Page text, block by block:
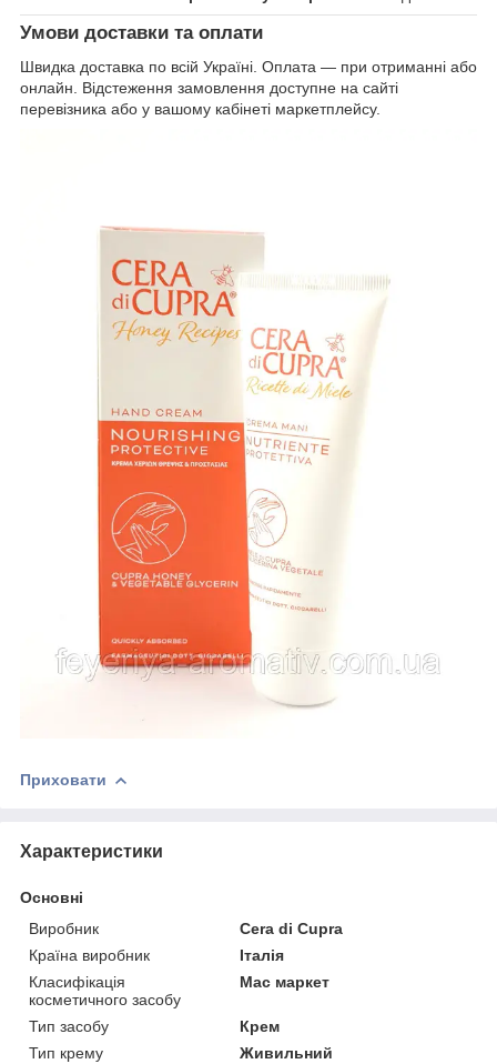
Умови доставки та оплати
Швидка доставка по всій Україні. Оплата — при отриманні або
онлайн. Відстеження замовлення доступне на сайті
перевізника або у вашому кабінеті маркетплейсу.
Приховати
Характеристики
Основні
Виробник
Cera di Cupra
Країна виробник
Італія
Класифікація
косметичного засобу
Мас маркет
Тип засобу
Крем
Тип крему
Живильний